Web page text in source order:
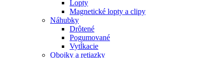
Lopty
Magnetické lopty a clipy
Náhubky
Drôtené
Pogumované
Vytĺkacie
Obojky a retiazky